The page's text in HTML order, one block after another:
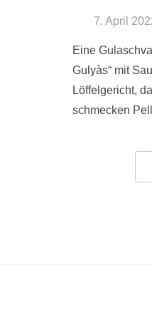
7. April
Eine
Gulyàs“ mit
Löffelgericht,
schmecken